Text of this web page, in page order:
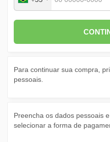
Para continuar sua compra,
pessoais.
Preencha os dados pessoais
selecionar a forma de